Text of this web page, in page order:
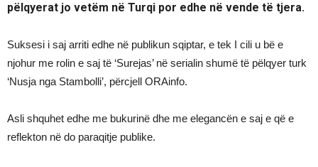
pëlqyerat jo vetëm në Turqi por edhe në vende të tjera.
Suksesi i saj arriti edhe në publikun sqiptar, e tek I cili u bë e
njohur me rolin e saj të ‘Surejas’ në serialin shumë të pëlqyer turk
‘Nusja nga Stambolli’, përcjell ORAinfo.
Asli shquhet edhe me bukurinë dhe me elegancën e saj e që e
reflekton në do paraqitje publike.